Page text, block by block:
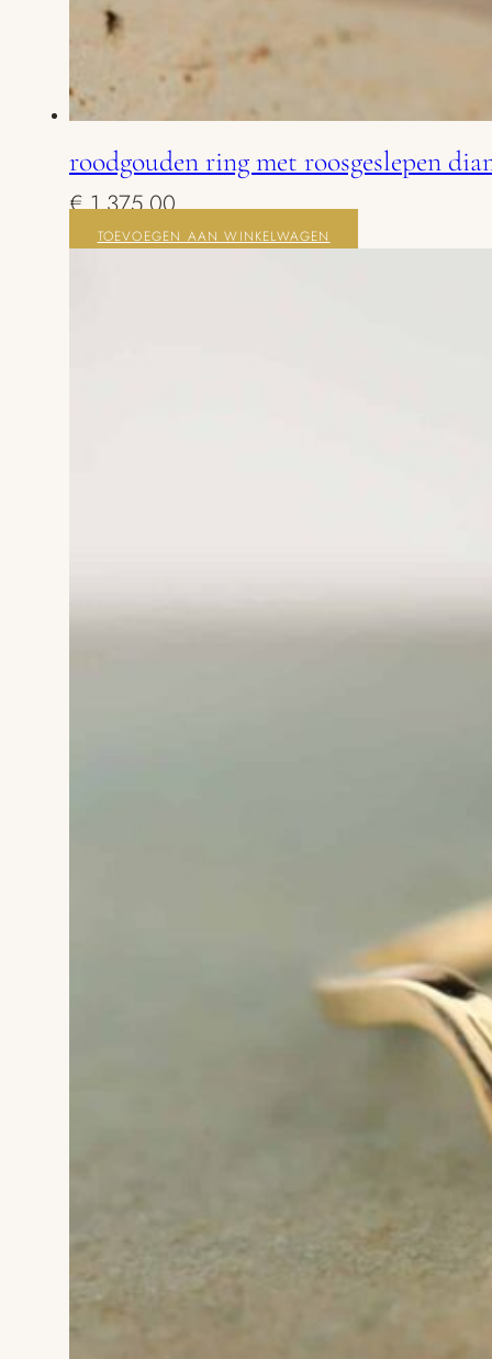
roodgouden ring met roosgeslepen
€1.375,00
TOEVOEGEN AAN WINKELWAGEN